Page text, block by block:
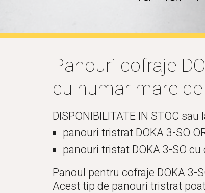
Panouri cofraje
cu numar mare
DISPONIBILITATE IN STOC
panouri tristrat DOKA 3-SO
panouri tristat DOKA 3-SO cu
Panoul pentru cofraje DOKA 3-
Acest tip de panouri tristrat